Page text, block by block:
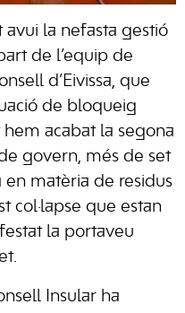
avui la nefasta gestió
de l’equip de
d’Eivissa, que
de bloqueig
hem acabat la segona
govern, més de set
en matèria de residus
col·lapse que estan
la portaveu
Insular ha